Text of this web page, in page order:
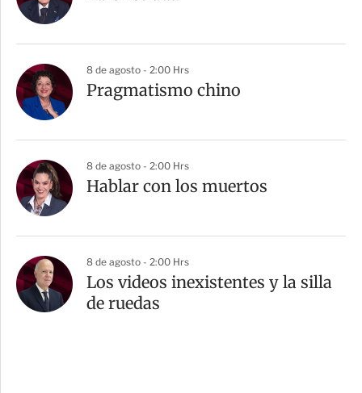
8 de agosto - 2:00 Hrs
Pragmatismo chino
8 de agosto - 2:00 Hrs
Hablar con los muertos
8 de agosto - 2:00 Hrs
Los videos inexistentes y la silla
de ruedas